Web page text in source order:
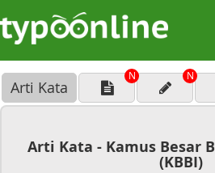
Arti Kata
N N
Arti Kata - Kamus Besar
(KBBI)